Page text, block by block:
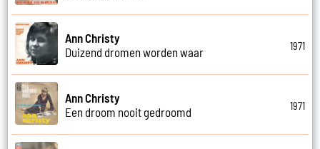
Ann Christy
Duizend dromen worden waar
1971
Ann Christy
Een droom nooit gedroomd
1971